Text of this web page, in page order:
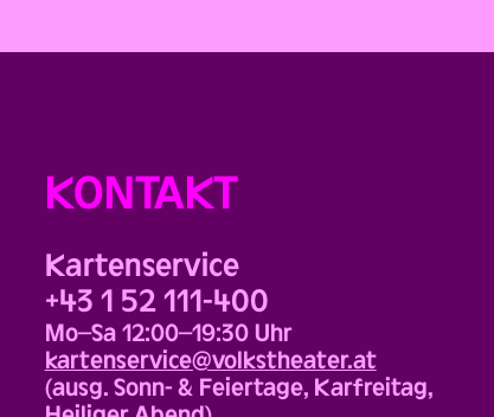
KONTAKT
Kartenservice
+43 1 52 111-400
Mo–Sa 12:00–19:30 Uhr
kartenservice@volkstheater.at
(ausg. Sonn- & Feiertage, Karfreitag,